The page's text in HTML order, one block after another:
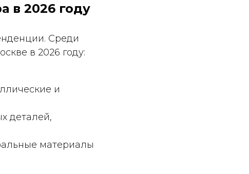
в 2026 году
Среди
в 2026 году:
и
деталей,
материалы